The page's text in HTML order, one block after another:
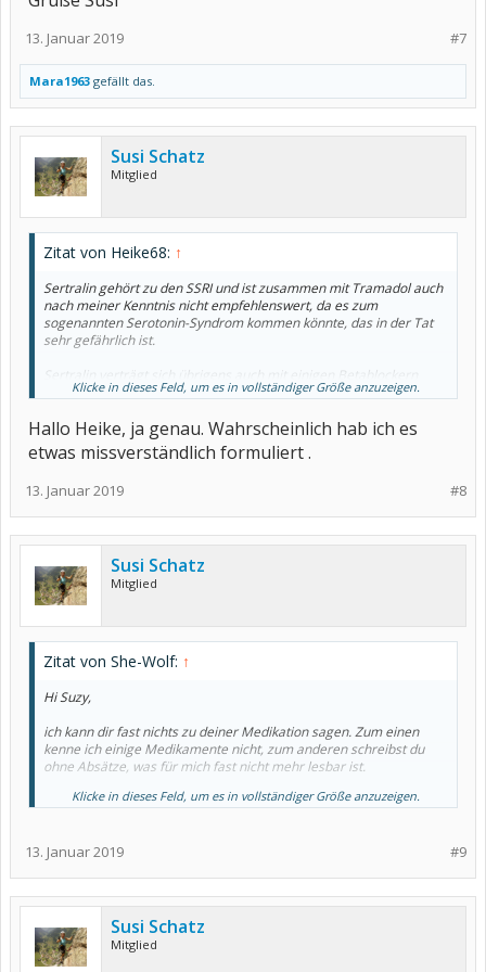
#7
13. Januar 2019
Mara1963 gefällt das.
Susi Schatz
Mitglied
Zitat von Heike68: ↑
Sertralin gehört zu den SSRI und ist zusammen mit Tramadol auch
nach meiner Kenntnis nicht empfehlenswert, da es zum
sogenannten Serotonin-Syndrom kommen könnte, das in der Tat
sehr gefährlich ist.
Sertralin verträgt sich übrigens auch mit einigen Betablockern
nicht.
Zum Alprazolam schrieb Susi ja selber "derzeit nötig". Da weiß sie
selber, dass nicht für Langzeiteinnahme gedacht.
Klicke in dieses Feld, um es in vollständiger Größe anzuzeigen.
Hallo Heike, ja genau. Wahrscheinlich hab ich es
etwas missverständlich formuliert .
#8
13. Januar 2019
Susi Schatz
Mitglied
Zitat von She-Wolf: ↑
Hi Suzy,
ich kann dir fast nichts zu deiner Medikation sagen. Zum einen
kenne ich einige Medikamente nicht, zum anderen schreibst du
ohne Absätze, was für mich fast nicht mehr lesbar ist.
Zur Kombination Tramal und Sertralin kann ich dir jedoch
nehmen aufgrund der Wechselwirkungen und bat um einen Ersatz.
andere Ergebnisse vor, wie z.B. bei Novalgin. Das wurde vor
einigen Jahren vom Markt genommen, weil es (zwei?) Todesfälle
gab. In Deutschland ist Novalgin DAS Mittel der Wahl bei stärkeren
Schmerzen. Ich habe es selbst längere Zeit genommen und lebe
Klicke in dieses Feld, um es in vollständiger Größe anzuzeigen.
#9
13. Januar 2019
Susi Schatz
Mitglied